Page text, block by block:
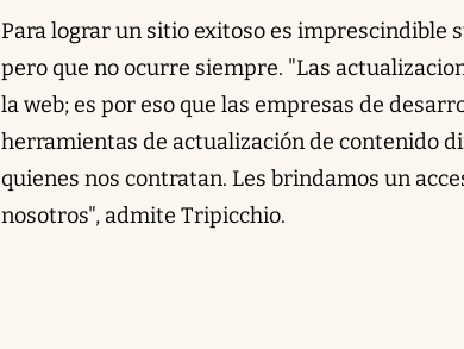
Para lograr un sitio exitoso es imprescindible
pero que no ocurre siempre. "Las
la web; es por eso que las empresas de
herramientas de actualización de contenido
quienes nos contratan. Les brindamos un
nosotros", admite Tripicchio.